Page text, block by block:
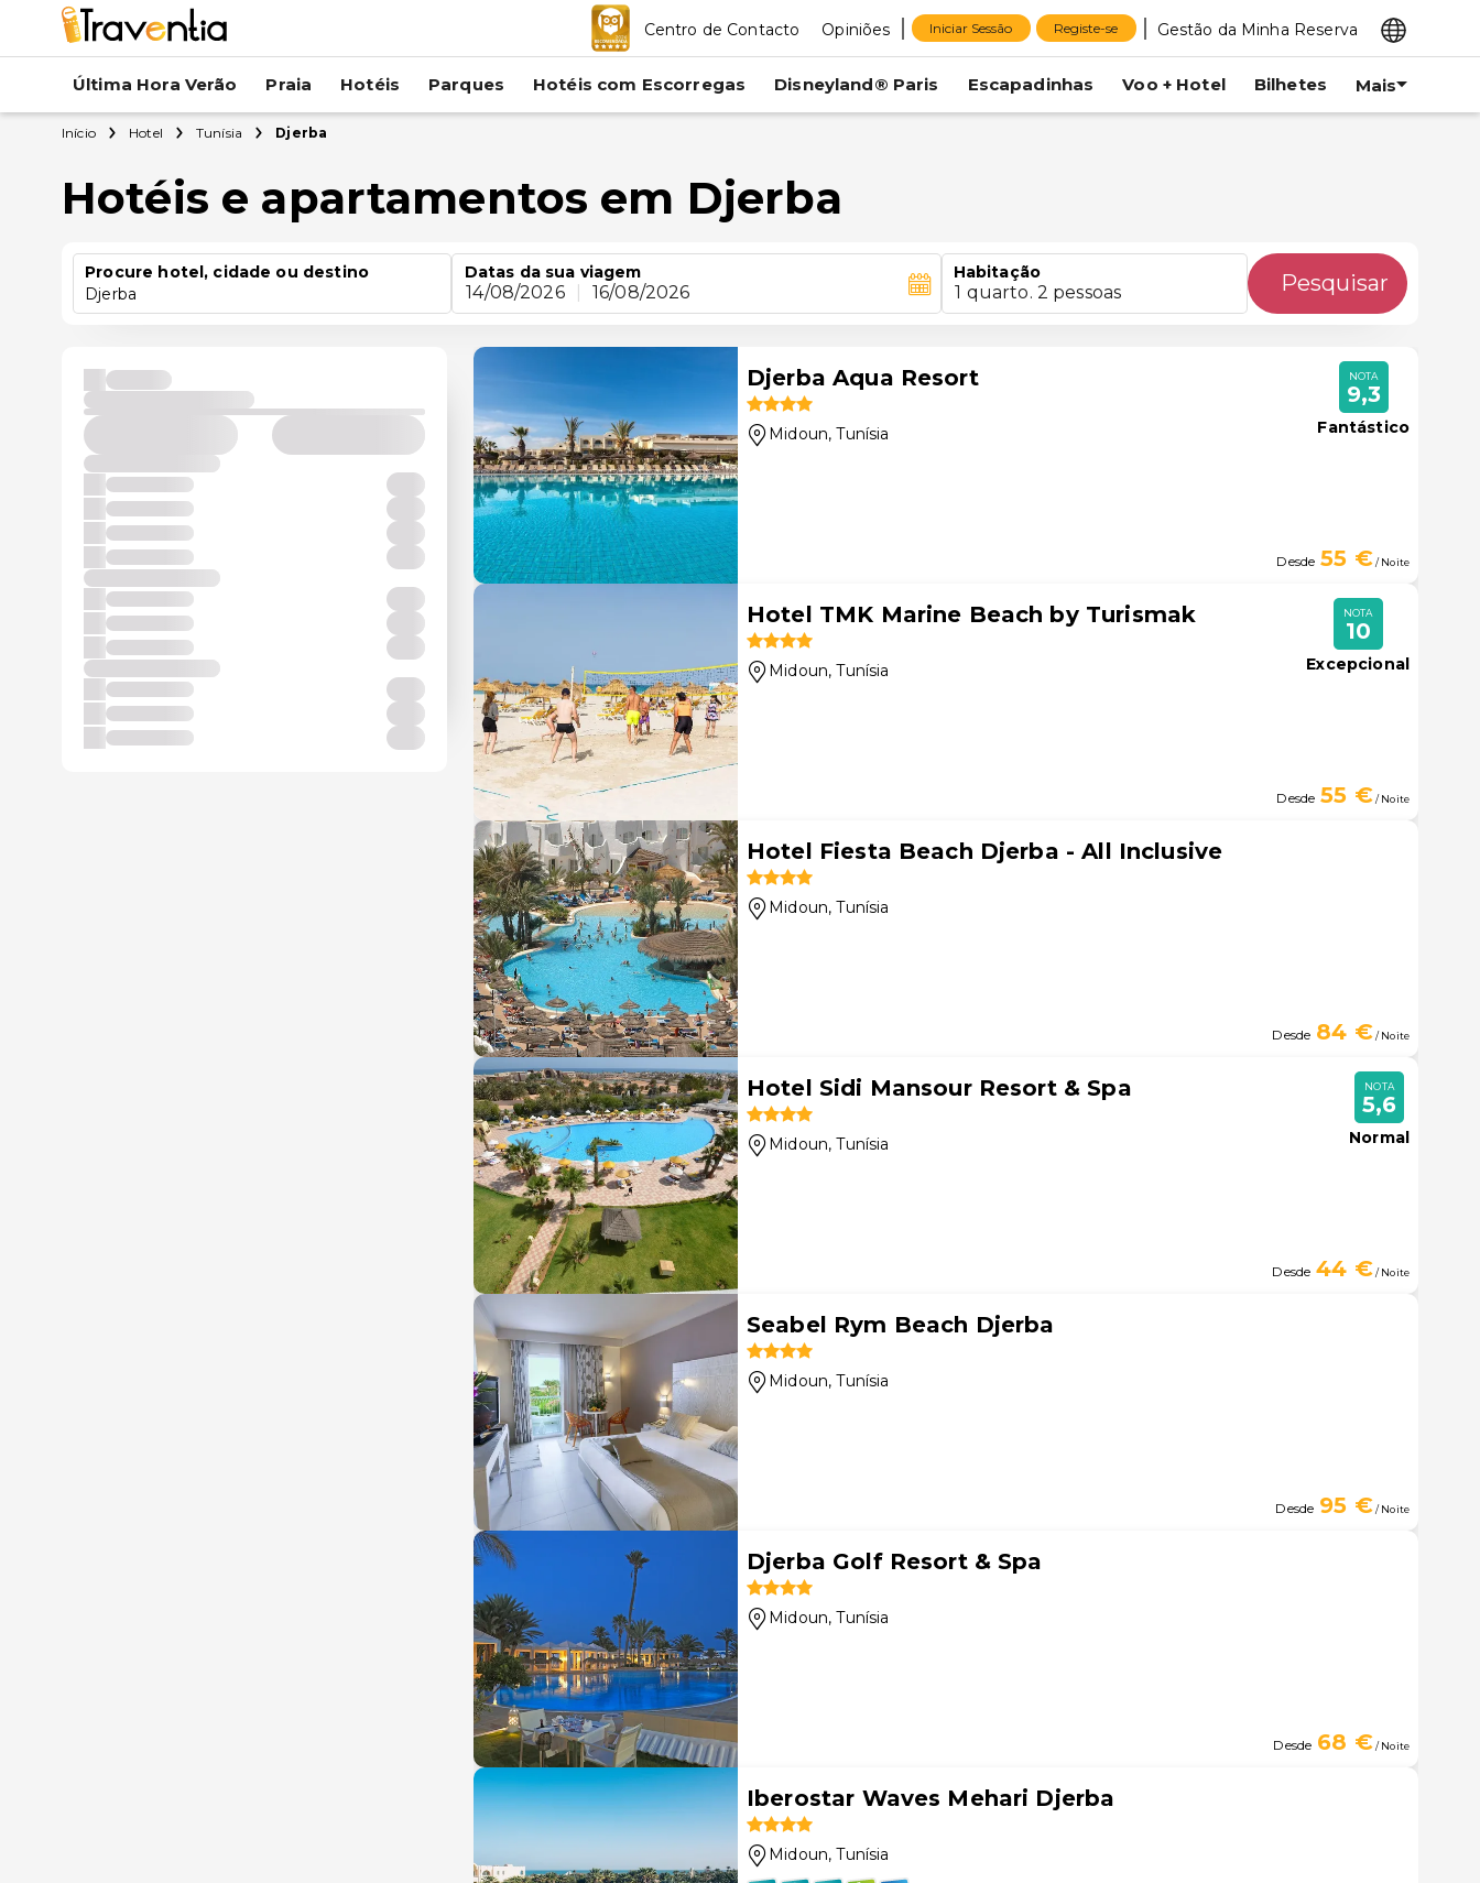
Centro de Contacto Opiniões Iniciar Sessão Registe-se Gestão da Minha Reserva
Última Hora Verão Praia Hotéis Parques Hotéis com Escorregas Disneyland® Paris Escapadinhas Voo + Hotel Bilhetes Mais
Início Hotel Tunísia Djerba
Hotéis e apartamentos em Djerba
Procure hotel, cidade ou destino
Djerba
Datas da sua viagem
14/08/2026 16/08/2026
Habitação
1 quarto. 2 pessoas Pesquisar
Djerba Aqua Resort
Midoun, Tunísia
NOTA
9,3
Fantástico
Desde 55 €/ Noite
Hotel TMK Marine Beach by Turismak
Midoun, Tunísia
NOTA
10
Excepcional
Desde 55 €/ Noite
Hotel Fiesta Beach Djerba - All Inclusive
Midoun, Tunísia
Desde 84 €/ Noite
Hotel Sidi Mansour Resort & Spa
Midoun, Tunísia
NOTA
5,6
Normal
Desde 44 €/ Noite
Seabel Rym Beach Djerba
Midoun, Tunísia
Desde 95 €/ Noite
Djerba Golf Resort & Spa
Midoun, Tunísia
Desde 68 €/ Noite
Iberostar Waves Mehari Djerba
Midoun, Tunísia